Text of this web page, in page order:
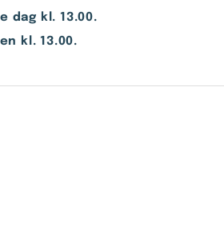
dag kl. 13.00.
kl. 13.00.